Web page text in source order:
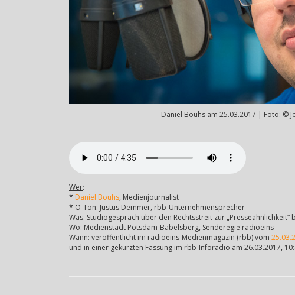
Daniel Bouhs am 25.03.2017 | Foto: ©
Wer:
* Daniel Bouhs, Medienjournalist
* O-Ton: Justus Demmer, rbb-Unternehmensprecher
Was: Studiogespräch über den Rechtsstreit zur
Wo: Medienstadt Potsdam-Babelsberg, Senderegie radioeins
Wann: veröffentlicht im radioeins-Medienmagazin (rbb) vom
und in einer gekürzten Fassung im rbb-Inforadio am 26.03.2017,